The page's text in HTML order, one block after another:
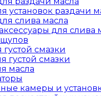
установок раздачи
слива масла
для слива
смазки
густой смазки
масла
камеры и